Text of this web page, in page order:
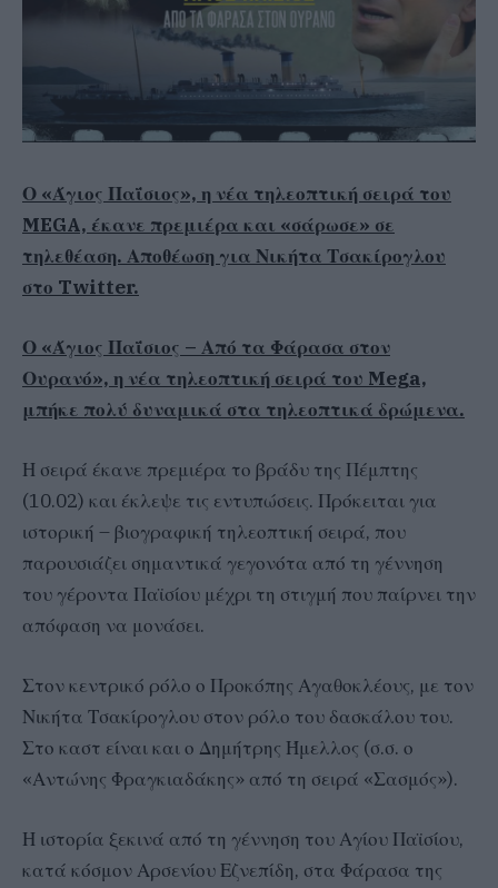
Ο «Άγιος Παΐσιος», η νέα τηλεοπτική σειρά του
MEGA, έκανε πρεμιέρα και «σάρωσε» σε
τηλεθέαση. Αποθέωση για Νικήτα Τσακίρογλου
στο Twitter.
Ο «Άγιος Παΐσιος – Από τα Φάρασα στον
Ουρανό», η νέα τηλεοπτική σειρά του Mega,
μπήκε πολύ δυναμικά στα τηλεοπτικά δρώμενα.
Η σειρά έκανε πρεμιέρα το βράδυ της Πέμπτης
(10.02) και έκλεψε τις εντυπώσεις. Πρόκειται για
ιστορική – βιογραφική τηλεοπτική σειρά, που
παρουσιάζει σημαντικά γεγονότα από τη γέννηση
του γέροντα Παϊσίου μέχρι τη στιγμή που παίρνει την
απόφαση να μονάσει.
Στον κεντρικό ρόλο ο Προκόπης Αγαθοκλέους, με τον
Νικήτα Τσακίρογλου στον ρόλο του δασκάλου του.
Στο καστ είναι και ο Δημήτρης Ήμελλος (σ.σ. ο
«Αντώνης Φραγκιαδάκης» από τη σειρά «Σασμός»).
Η ιστορία ξεκινά από τη γέννηση του Αγίου Παϊσίου,
κατά κόσμον Αρσενίου Εζνεπίδη, στα Φάρασα της